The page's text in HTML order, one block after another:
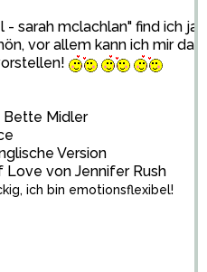
- sarah mclachlan" find ich ja
vor allem kann ich mir das
Bette Midler
Version
Love von Jennifer Rush
ich bin emotionsflexibel!